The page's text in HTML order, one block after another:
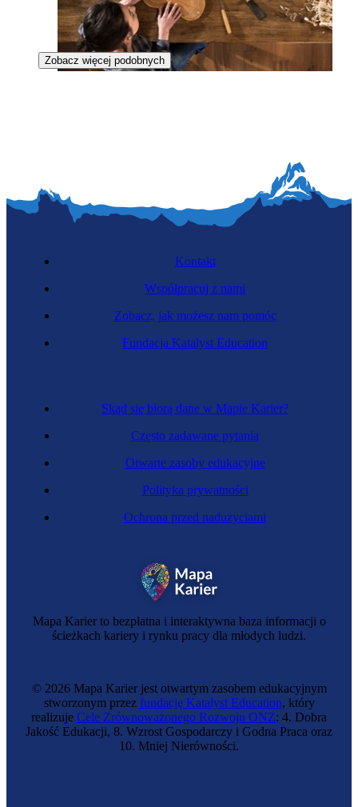
Zobacz więcej podobnych
Mapa Karier to bezpłatna i interaktywna baza informacji o
ścieżkach kariery i rynku pracy dla młodych ludzi.
Skąd się biorą dane w Mapie Karier?
Często zadawane pytania
Otwarte zasoby edukacyjne
Polityka prywatności
Ochrona przed nadużyciami
Kontakt
Współpracuj z nami
Zobacz, jak możesz nam pomóc
Fundacja Katalyst Education
© 2026 Mapa Karier jest otwartym zasobem edukacyjnym
stworzonym przez fundację Katalyst Education, który
realizuje Cele Zrównoważonego Rozwoju ONZ: 4. Dobra
Jakość Edukacji, 8. Wzrost Gospodarczy i Godna Praca oraz
10. Mniej Nierówności.